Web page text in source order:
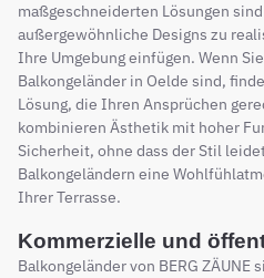
maßgeschneiderten Lösungen
außergewöhnliche Designs zu
Ihre Umgebung einfügen. Wenn
Balkongeländer in Oelde sind,
Lösung, die Ihren Ansprüchen
kombinieren Ästhetik mit hoher
Sicherheit, ohne dass der Stil
Balkongeländern eine
Ihrer Terrasse.
Kommerzielle und
Balkongeländer von BERG